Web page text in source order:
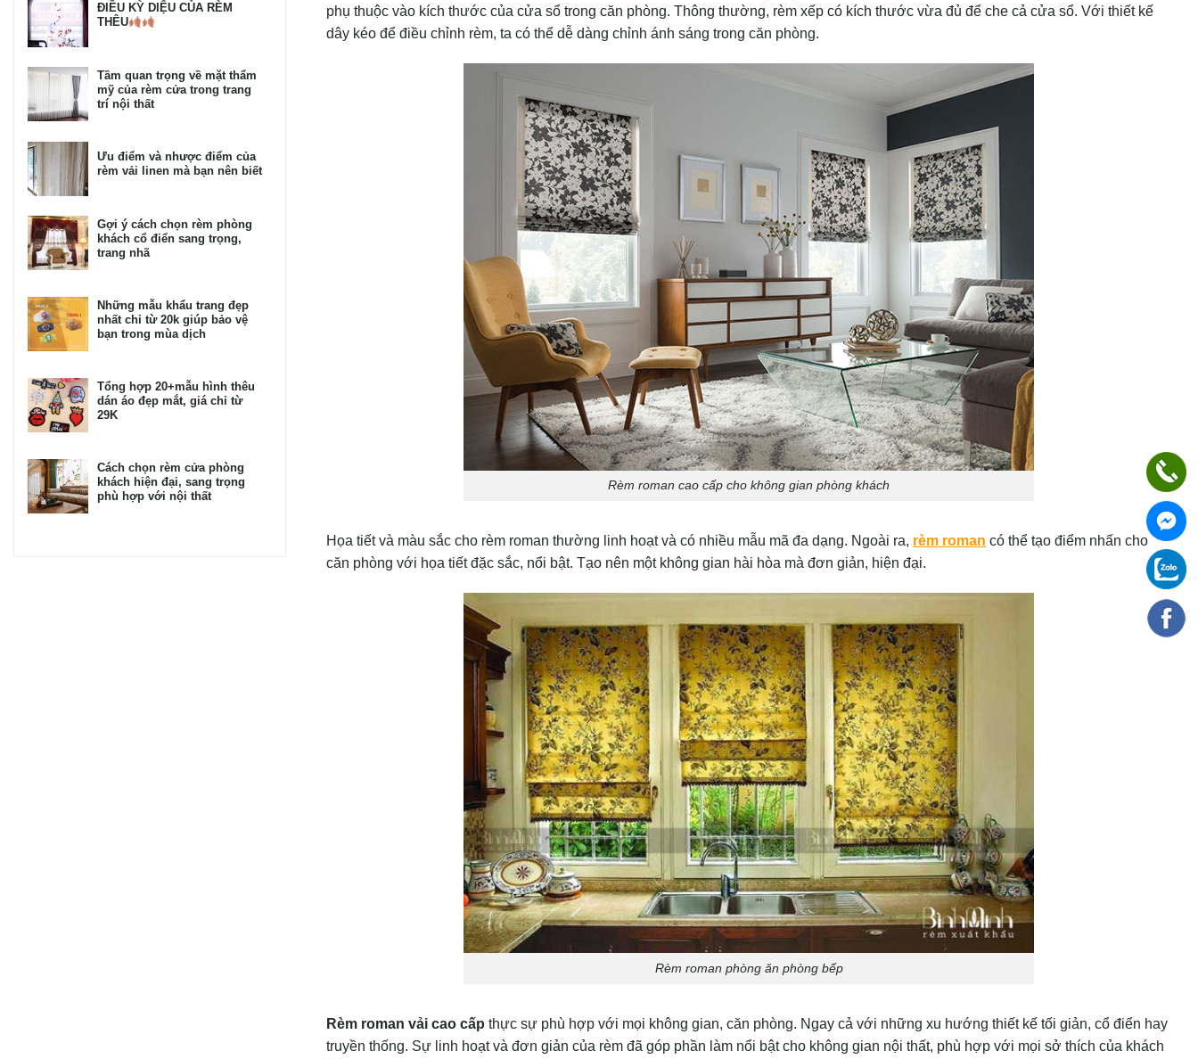
ĐIỀU KỲ DIỆU CỦA RÈM
THÊU
Tầm quan trọng về mặt thẩm
mỹ của rèm cửa trong trang
trí nội thất
Ưu điểm và nhược điểm của
rèm vải linen mà bạn nên biết
Gợi ý cách chọn rèm phòng
khách cổ điển sang trọng,
trang nhã
Những mẫu khẩu trang đẹp
nhất chỉ từ 20k giúp bảo vệ
bạn trong mùa dịch
Tổng hợp 20+mẫu hình thêu
dán áo đẹp mắt, giá chỉ từ
29K
Cách chọn rèm cửa phòng
khách hiện đại, sang trọng
phù hợp với nội thất
phụ thuộc vào kích thước của cửa sổ trong căn phòng. Thông thường, rèm xếp có kích thước vừa đủ để che cả cửa sổ. Với thiết kế
dây kéo để điều chỉnh rèm, ta có thể dễ dàng chỉnh ánh sáng trong căn phòng.
Rèm roman cao cấp cho không gian phòng khách
Họa tiết và màu sắc cho rèm roman thường linh hoạt và có nhiều mẫu mã đa dạng. Ngoài ra, rèm roman có thể tạo điểm nhấn cho
căn phòng với họa tiết đặc sắc, nổi bật. Tạo nên một không gian hài hòa mà đơn giản, hiện đại.
Rèm roman phòng ăn phòng bếp
Rèm roman vải cao cấp thực sự phù hợp với mọi không gian, căn phòng. Ngay cả với những xu hướng thiết kế tối giản, cổ điển hay
truyền thống. Sự linh hoạt và đơn giản của rèm đã góp phần làm nổi bật cho không gian nội thất, phù hợp với mọi sở thích của khách